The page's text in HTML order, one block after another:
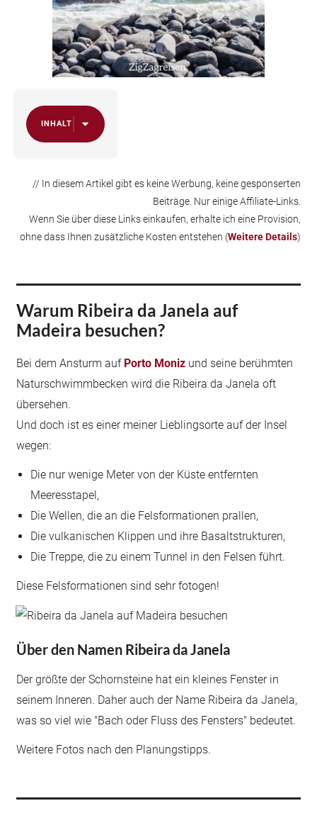
INHALT
// In diesem Artikel gibt es keine Werbung, keine gesponserten
Beiträge. Nur einige Affiliate-Links.
Wenn Sie über diese Links einkaufen, erhalte ich eine Provision,
ohne dass Ihnen zusätzliche Kosten entstehen (Weitere Details)
Warum Ribeira da Janela auf
Madeira besuchen?
Bei dem Ansturm auf Porto Moniz und seine berühmten
Naturschwimmbecken wird die Ribeira da Janela oft
übersehen.
Und doch ist es einer meiner Lieblingsorte auf der Insel
wegen:
Die nur wenige Meter von der Küste entfernten
Meeresstapel,
Die Wellen, die an die Felsformationen prallen,
Die vulkanischen Klippen und ihre Basaltstrukturen,
Die Treppe, die zu einem Tunnel in den Felsen führt.
Diese Felsformationen sind sehr fotogen!
Über den Namen Ribeira da Janela
Der größte der Schornsteine hat ein kleines Fenster in
seinem Inneren. Daher auch der Name Ribeira da Janela,
was so viel wie "Bach oder Fluss des Fensters" bedeutet.
Weitere Fotos nach den Planungstipps.